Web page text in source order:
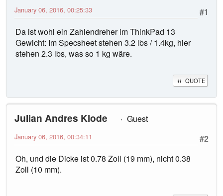
#1
January 06, 2016, 00:25:33
Da ist wohl ein Zahlendreher im ThinkPad 13
Gewicht: Im Specsheet stehen 3.2 lbs / 1.4kg, hier
stehen 2.3 lbs, was so 1 kg wäre.
QUOTE
Julian Andres Klode
Guest
#2
January 06, 2016, 00:34:11
Oh, und die Dicke ist 0.78 Zoll (19 mm), nicht 0.38
Zoll (10 mm).